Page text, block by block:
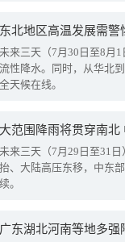
东北地区高温发展需
未来三天（7月30日至8月
流性降水。同时，从华北
全天候在线。
大范围降雨将贯穿南
未来三天（7月29日至31
抬、大陆高压东移，中东
续。
广东湖北河南等地多